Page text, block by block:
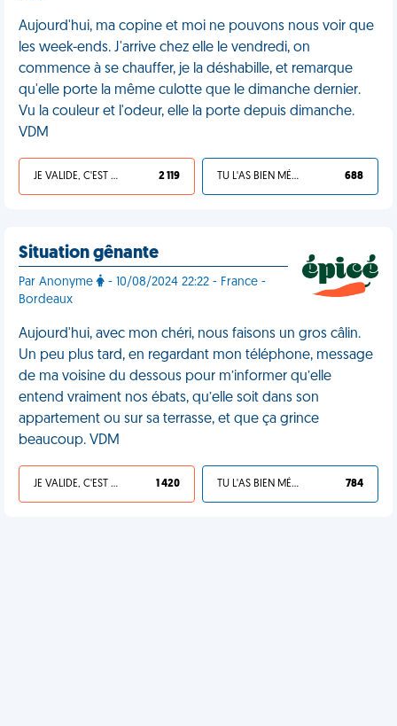
Aujourd'hui, ma copine et moi ne pouvons nous voir que
les week-ends. J'arrive chez elle le vendredi, on
commence à se chauffer, je la déshabille, et remarque
qu'elle porte la même culotte que le dimanche dernier.
Vu la couleur et l'odeur, elle la porte depuis dimanche.
VDM
JE VALIDE, C'EST UNE VDM 2 119 TU L'AS BIEN MÉRITÉ 688
Situation gênante
Par Anonyme
- 10/08/2024 22:22 - France -
Bordeaux
Aujourd'hui, avec mon chéri, nous faisons un gros câlin.
Un peu plus tard, en regardant mon téléphone, message
de ma voisine du dessous pour m’informer qu’elle
entend vraiment nos ébats, qu’elle soit dans son
appartement ou sur sa terrasse, et que ça grince
beaucoup. VDM
JE VALIDE, C'EST UNE VDM 1 420 TU L'AS BIEN MÉRITÉ 784